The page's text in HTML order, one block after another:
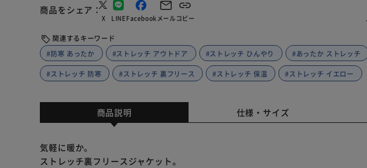
商品をシェア
X LINEFacebookメールコピー
関連するキーワード
#防寒 あったか
#ストレッチ アウトドア #ストレッチ ひんやり #あったか ストレッチ
#ストレッチ 防寒 #ストレッチ 裏フリース #ストレッチ 保温 #ストレッチ イエロー
商品説明 仕様・サイズ
気軽に暖か。
ストレッチ裏フリースジャケット。